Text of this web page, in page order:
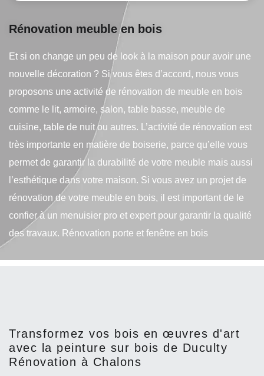
Rénovation meuble en bois
Et si on change un peu de look à la maison pour avoir une
nouvelle décoration ? Si vous êtes d’accord, nous vous
proposons une activité de rénovation de meuble en bois
comme le lit, armoire, salon, table basse, meuble de
cuisine, table de nuit ou autres. L’activité de rénovation est
très importante en matière de boiserie, parce qu’elle vous
permet de garantir la durabilité de votre meuble mais aussi
l’esthétique dans votre maison. Si vous avez un projet de
rénovation de votre meuble en bois, il est important de le
confier à un menuisier pro et expert pour garantir la qualité
des travaux. Rénovation porte et fenêtre en bois
Transformez vos bois en œuvres d'art
avec la peinture sur bois de Duculty
Rénovation à Chalons